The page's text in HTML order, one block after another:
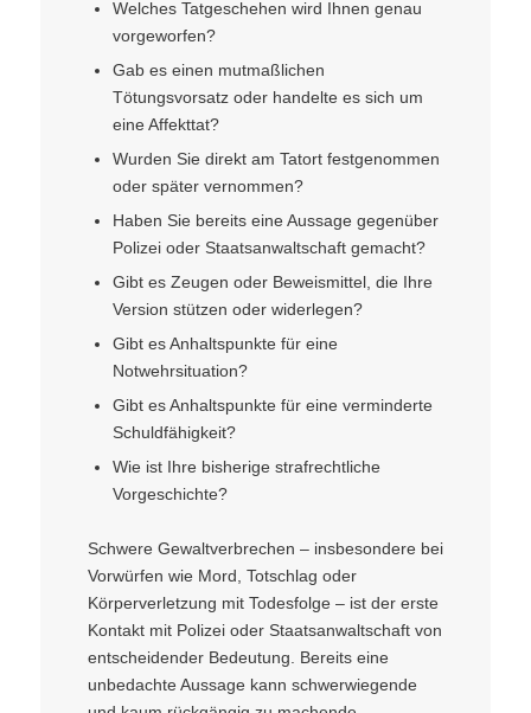
Welches Tatgeschehen wird Ihnen genau
vorgeworfen?
Gab es einen mutmaßlichen
Tötungsvorsatz oder handelte es sich um
eine Affekttat?
Wurden Sie direkt am Tatort festgenommen
oder später vernommen?
Haben Sie bereits eine Aussage gegenüber
Polizei oder Staatsanwaltschaft gemacht?
Gibt es Zeugen oder Beweismittel, die Ihre
Version stützen oder widerlegen?
Gibt es Anhaltspunkte für eine
Notwehrsituation?
Gibt es Anhaltspunkte für eine verminderte
Schuldfähigkeit?
Wie ist Ihre bisherige strafrechtliche
Vorgeschichte?
Schwere Gewaltverbrechen – insbesondere bei
Vorwürfen wie Mord, Totschlag oder
Körperverletzung mit Todesfolge – ist der erste
Kontakt mit Polizei oder Staatsanwaltschaft von
entscheidender Bedeutung. Bereits eine
unbedachte Aussage kann schwerwiegende